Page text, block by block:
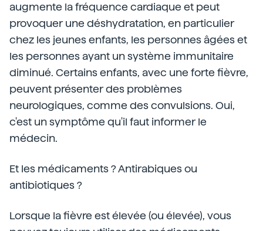
augmente la fréquence cardiaque et peut
provoquer une déshydratation, en particulier
chez les jeunes enfants, les personnes âgées et
les personnes ayant un système immunitaire
diminué. Certains enfants, avec une forte fièvre,
peuvent présenter des problèmes
neurologiques, comme des convulsions. Oui,
c'est un symptôme qu'il faut informer le
médecin.
Et les médicaments ? Antirabiques ou
antibiotiques ?
Lorsque la fièvre est élevée (ou élevée), vous